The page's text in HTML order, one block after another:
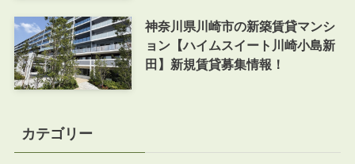
神奈川県川崎市の新築賃貸マンシ
ョン【ハイムスイート川崎小島新
田】新規賃貸募集情報！
カテゴリー